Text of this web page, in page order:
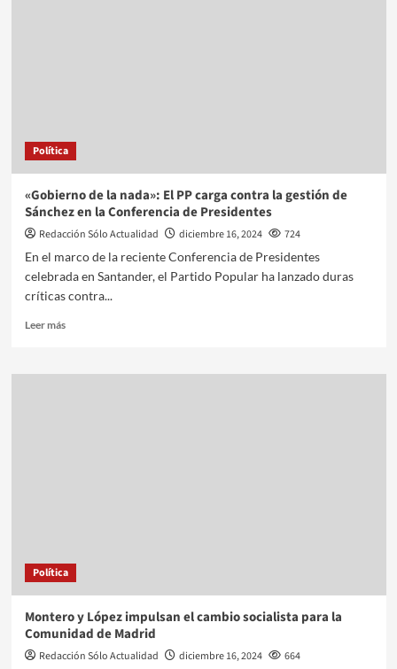
Política
«Gobierno de la nada»: El PP carga contra la gestión de
Sánchez en la Conferencia de Presidentes
Redacción Sólo Actualidad diciembre 16, 2024
724
En el marco de la reciente Conferencia de Presidentes
celebrada en Santander, el Partido Popular ha lanzado duras
críticas contra...
Leer más
Política
Montero y López impulsan el cambio socialista para la
Comunidad de Madrid
Redacción Sólo Actualidad diciembre 16, 2024
664